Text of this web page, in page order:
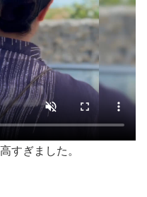
すぎました。